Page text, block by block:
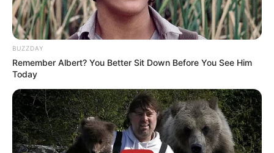
BUZZDAY
Remember Albert? You Better Sit Down Before You See Him
Today